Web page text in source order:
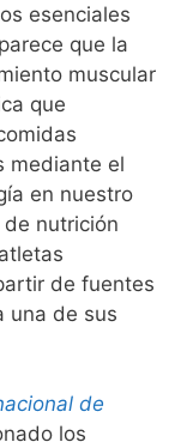
esenciales
que la
muscular
que
mediante el
en nuestro
nutrición
de fuentes
una de sus
de
los